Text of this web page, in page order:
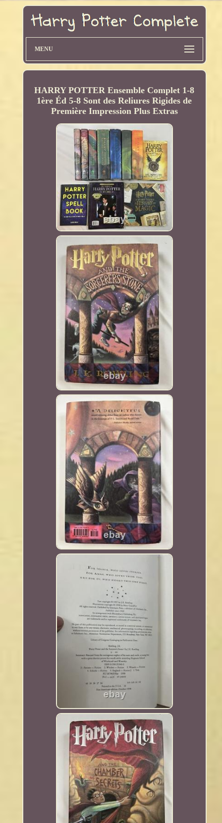
MENU
HARRY POTTER Ensemble Complet 1-8
1ère Éd 5-8 Sont des Reliures Rigides de
Première Impression Plus Extras